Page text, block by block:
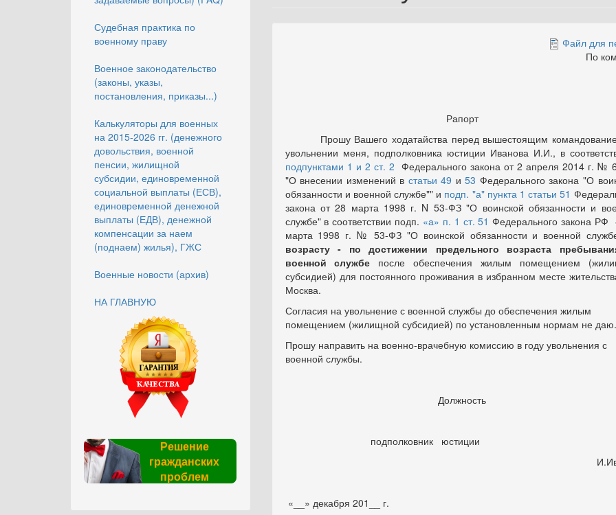
Судебная практика по
военному праву
Военное законодательство
(законы, указы,
постановления, приказы...)
Калькуляторы для военных
на 2015-2026 гг. (денежного
довольствия, военной
пенсии, жилищной
субсидии, единовременной
социальной выплаты (ЕСВ),
единовременной денежной
выплаты (ЕДВ), денежной
компенсации за наем
(поднаем) жилья), ГЖС
Военные новости (архив)
НА ГЛАВНУЮ
Решение
гражданских
проблем
Файл для
По
Рапорт
Прошу Вашего ходатайства перед вышестоящим
увольнении меня, подполковника юстиции Иванова И.И., в
подпунктами 1 и 2 ст. 2 Федерального закона от 2 апреля 2014 г. №
"О внесении изменений в статьи 49 и53 Федерального закона "О
обязанности и военной службе"" и подп. "а" пункта 1 статьи 51
закона от 28 марта 1998 г. N 53-ФЗ "О воинской обязанности и
службе" в соответствии подп. «а» п. 1 ст. 51 Федерального закона РФ
марта 1998 г. № 53-ФЗ "О воинской обязанности и военной
возрасту - по достижении предельного возраста
военной службе после обеспечения жилым помещением
субсидией) для постоянного проживания в избранном месте
Москва.
Согласия на увольнение с военной службы до обеспечения жилым
помещением (жилищной субсидией) по установленным нормам не даю.
Прошу направить на военно-врачебную комиссию в году увольнения с
военной службы.
Должность
подполковник юстиции
«__» декабря 201__ г.